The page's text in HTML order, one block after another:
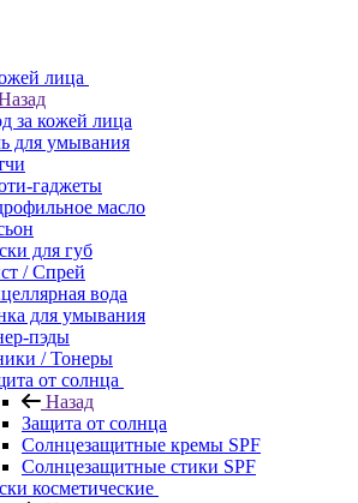
лица
за кожей лица
для умывания
гаджеты
масло
для губ
/ Спрей
вода
для умывания
пэды
/ Тонеры
от солнца
Назад
Защита от солнца
Солнцезащитные кремы SPF
Солнцезащитные стики SPF
косметические